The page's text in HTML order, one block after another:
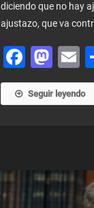
diciendo que no hay
ajustazo, que va
Seguir leyendo